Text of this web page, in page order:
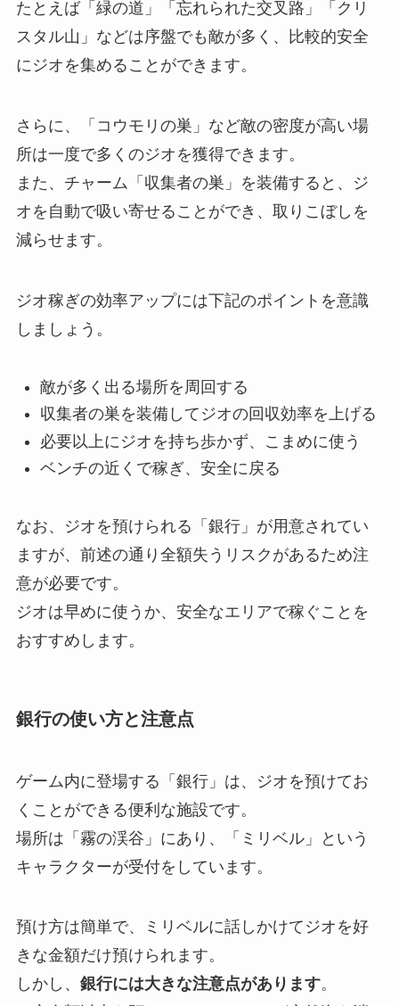
たとえば「緑の道」「忘れられた交叉路」「クリ
スタル山」などは序盤でも敵が多く、比較的安全
にジオを集めることができます。
さらに、「コウモリの巣」など敵の密度が高い場
所は一度で多くのジオを獲得できます。
また、チャーム「収集者の巣」を装備すると、ジ
オを自動で吸い寄せることができ、取りこぼしを
減らせます。
ジオ稼ぎの効率アップには下記のポイントを意識
しましょう。
敵が多く出る場所を周回する
収集者の巣を装備してジオの回収効率を上げる
必要以上にジオを持ち歩かず、こまめに使う
ベンチの近くで稼ぎ、安全に戻る
なお、ジオを預けられる「銀行」が用意されてい
ますが、前述の通り全額失うリスクがあるため注
意が必要です。
ジオは早めに使うか、安全なエリアで稼ぐことを
おすすめします。
銀行の使い方と注意点
ゲーム内に登場する「銀行」は、ジオを預けてお
くことができる便利な施設です。
場所は「霧の渓谷」にあり、「ミリベル」という
キャラクターが受付をしています。
預け方は簡単で、ミリベルに話しかけてジオを好
きな金額だけ預けられます。
しかし、 銀行には大きな注意点があります。